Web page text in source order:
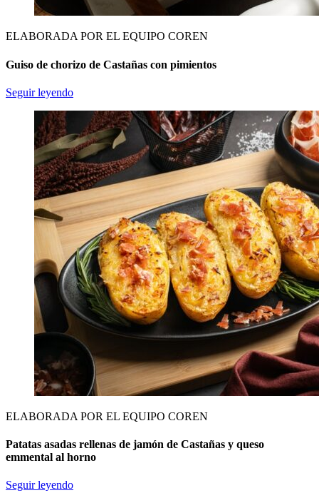
ELABORADA POR EL EQUIPO COREN
Guiso de chorizo de Castañas con pimientos
Seguir leyendo
ELABORADA POR EL EQUIPO COREN
Patatas asadas rellenas de jamón de Castañas y queso
emmental al horno
Seguir leyendo